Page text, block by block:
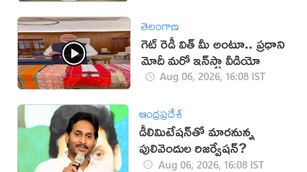
తెలంగాణ
గెట్ రెడీ విత్ మీ అంటూ.. ప్రధాని
మోదీ మరో ఇన్‌స్టా వీడియో
Aug 06, 2026, 16:08 IST
ఆంధ్రప్రదేశ్
డీలిమిటేషన్‌తో మారనున్న
పులివెందుల రిజర్వేషన్?
Aug 06, 2026, 16:08 IST